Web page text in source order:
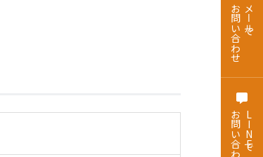
LINEで
お問い合わせ
メールで
お問い合わせ